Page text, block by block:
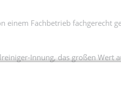
einem Fachbetrieb fachgerecht
Innung, das großen Wert